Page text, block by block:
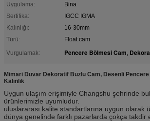
Uygulama:
Bina
Sertifika:
IGCC IGMA
Kalınlığı:
16-30mm
Türü:
Float cam
Vurgulamak:
Pencere Bölmesi Cam,
Mimari Duvar Dekoratif Buzlu Cam, Desenli Pencere
Kalınlık
Uygun ulaşım erişimiyle Changshu şehrinde
ürünlerimizle uyumludur.
uluslararası kalite standartlarına uygun olarak
dünya genelinde farklı pazarlarda çokça takdir